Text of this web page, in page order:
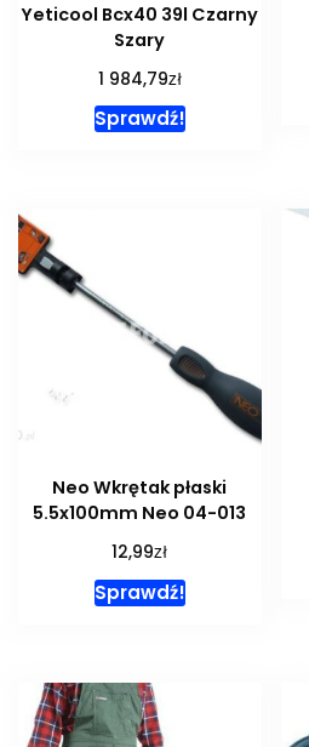
Yeticool Bcx40 39l Czarny
Szary
1 984,79zł
Sprawdź!
Neo Wkrętak płaski
5.5x100mm Neo 04-013
12,99zł
Sprawdź!